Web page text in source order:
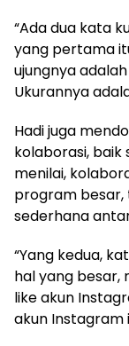
“Ada dua kata
yang pertama
ujungnya
Ukurannya
Hadi juga
kolaborasi, baik
menilai,
program besar,
sederhana
“Yang kedua,
hal yang besar,
like akun
akun Instagram